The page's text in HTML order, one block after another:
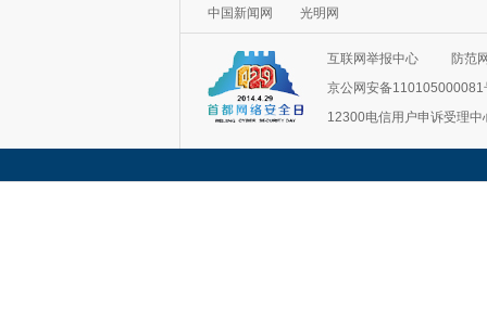
中国新闻网
光明网
互联网举报中心
防范
京公网安备110105000081
12300电信用户申诉受理中